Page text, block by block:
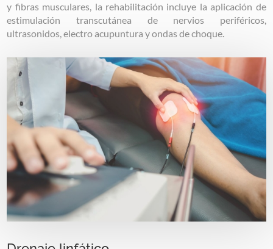
y fibras musculares, la rehabilitación incluye la aplicación de
estimulación transcutánea de nervios periféricos,
ultrasonidos, electro acupuntura y ondas de choque.
Image